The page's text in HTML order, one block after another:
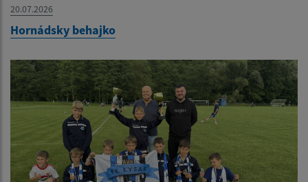
20.07.2026
Hornádsky behajko